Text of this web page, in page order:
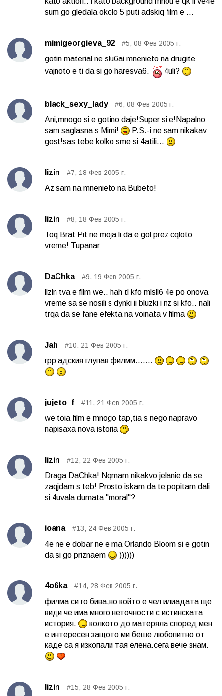
sum go gledala okolo 5 puti adskiq film e ...
mimigeorgieva_92 #5, 08 Фев 2005 г.
gotin material ne slu6ai mnenieto na drugite
vajnoto e ti da si go haresva6.
4uli?
black_sexy_lady #6, 08 Фев 2005 г.
Ani,mnogo si e gotino daje!Super si e!Napalno
sam saglasna s Mimi!
P.S.-i ne sam nikakav
gost!sas tebe kolko sme si 4atili...
lizin #7, 18 Фев 2005 г.
Az sam na mnenieto na Bubeto!
lizin #8, 18 Фев 2005 г.
Toq Brat Pit ne moja li da e gol prez cqloto
vreme! Tupanar
DaChka #9, 19 Фев 2005 г.
lizin tva e film we.. hah ti kfo misli6 4e po onova
vreme sa se nosili s dynki ii bluzki i nz si kfo.. nali
trqa da se fane efekta na voinata v filma
Jah #10, 21 Фев 2005 г.
грр адския глупав филмм.......
jujeto_f #11, 21 Фев 2005 г.
we toia film e mnogo tap,tia s nego napravo
napisaxa nova istoria
lizin #12, 22 Фев 2005 г.
Draga DaChka! Nqmam nikakvo jelanie da se
zaqjdam s teb! Prosto iskam da te popitam dali
si 4uvala dumata "moral"?
ioana #13, 24 Фев 2005 г.
4e ne e dobar ne e ma Orlando Bloom si e gotin
da si go priznaem
))))))
4o6ka #14, 28 Фев 2005 г.
филма си го бива,но който е чел илиадата ще
види че има много неточности с истинската
история.
колкото до матеряла според мен
е интересен защото ми беше любопитно от
каде са я изкопали тая елена.сега вече знам.
lizin #15, 28 Фев 2005 г.